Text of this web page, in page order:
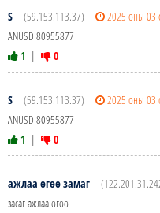
S (59.153.113.37)
2025 оны 03
ANUSDI80955877
1 | 0
S (59.153.113.37)
2025 оны 03
ANUSDI80955877
1 | 0
ажлаа өгөө замаг
засаг ажлаа өгөө